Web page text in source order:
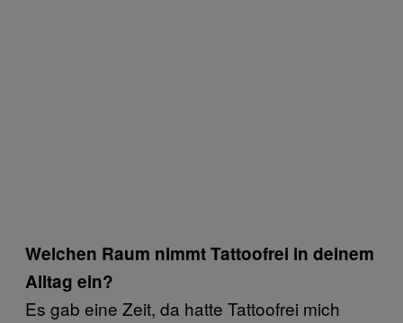
Welchen Raum nimmt Tattoofrei in deinem
Alltag ein?
Es gab eine Zeit, da hatte Tattoofrei mich